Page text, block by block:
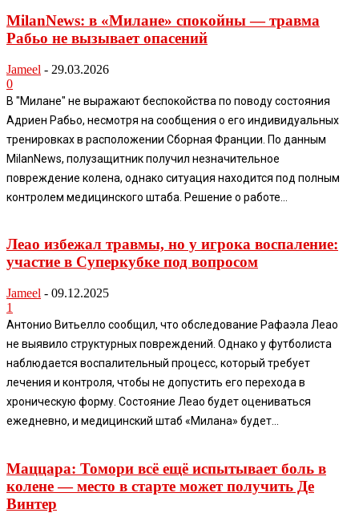
MilanNews: в «Милане» спокойны — травма
Рабьо не вызывает опасений
Jameel - 29.03.2026
0
В "Милане" не выражают беспокойства по поводу состояния
Адриен Рабьо, несмотря на сообщения о его индивидуальных
тренировках в расположении Сборная Франции. По данным
MilanNews, полузащитник получил незначительное
повреждение колена, однако ситуация находится под полным
контролем медицинского штаба. Решение о работе...
Леао избежал травмы, но у игрока воспаление:
участие в Суперкубке под вопросом
Jameel - 09.12.2025
1
Антонио Витьелло сообщил, что обследование Рафаэла Леао
не выявило структурных повреждений. Однако у футболиста
наблюдается воспалительный процесс, который требует
лечения и контроля, чтобы не допустить его перехода в
хроническую форму. Состояние Леао будет оцениваться
ежедневно, и медицинский штаб «Милана» будет...
Маццара: Томори всё ещё испытывает боль в
колене — место в старте может получить Де
Винтер